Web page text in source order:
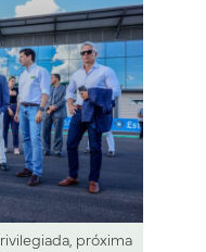
próxima